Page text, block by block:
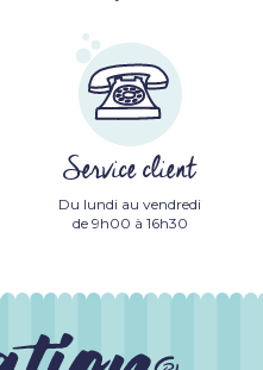
Service client
Du lundi au vendredi
de 9h00 à 16h30